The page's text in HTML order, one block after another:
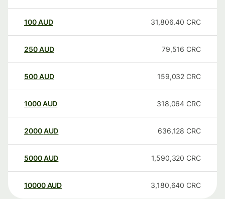
100AUD 31,806.40 CRC
250AUD 79,516 CRC
500AUD 159,032 CRC
1000AUD 318,064 CRC
2000AUD 636,128 CRC
5000AUD 1,590,320 CRC
10000 AUD 3,180,640 CRC